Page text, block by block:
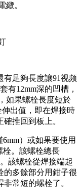
纜。
有足夠長度讓91视频
有12mm深的凹槽，
如果螺栓長度短於
伸出值，即在焊接時
推回到板上。
）或如果要使用
栓。該螺栓總長
該螺栓從焊接端起
的多餘部分用鉗子很
常短的螺栓了。